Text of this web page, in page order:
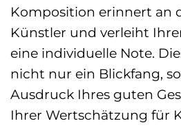
Komposition erinnert an
Künstler und verleiht
eine individuelle Note.
nicht nur ein Blickfang,
Ausdruck Ihres guten
Ihrer Wertschätzung für